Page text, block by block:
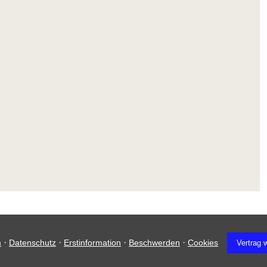
· Datenschutz · Erstinformation · Beschwerden · Cookies Vertrag